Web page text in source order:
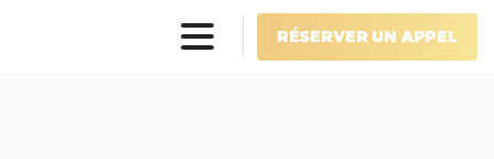
RÉSERVER UN APPEL